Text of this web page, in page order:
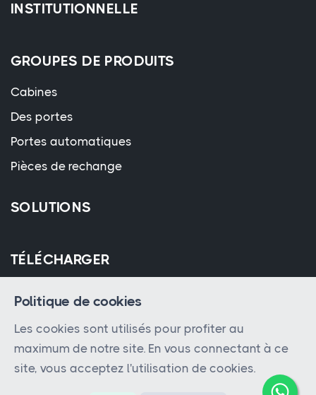
INSTITUTIONNELLE
GROUPES DE PRODUITS
Cabines
Des portes
Portes automatiques
Pièces de rechange
SOLUTIONS
TÉLÉCHARGER
© 2023 - 2026 Tous droits réservés parHatem Lift
Politique de cookies
Les cookies sont utilisés pour profiter au
maximum de notre site. En vous connectant à ce
site, vous acceptez l'utilisation de cookies.